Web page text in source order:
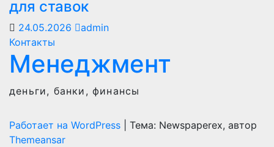
для ставок
24.05.2026
admin
Контакты
Менеджмент
деньги, банки, финансы
Работает на WordPress
Тема: Newspaperex, автор
Themeansar